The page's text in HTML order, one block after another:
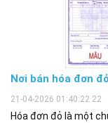
Nơi bán hóa đơn
21-04-2026 01:40:22 22
Hóa đơn đỏ là một